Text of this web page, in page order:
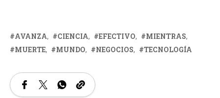
AVANZA CIENCIA EFECTIVO
MIENTRAS
MUERTE
MUNDO NEGOCIOS TECNOLOGÍA